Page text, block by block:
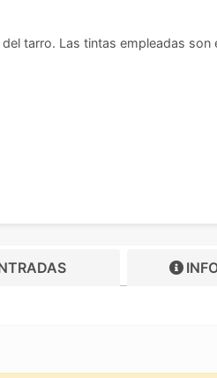
tarro. Las tintas empleadas son